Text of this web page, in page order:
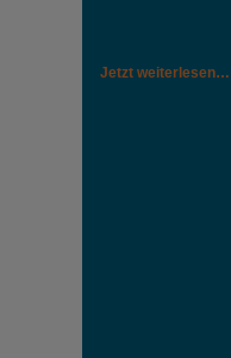
Jetzt weiterlesen…